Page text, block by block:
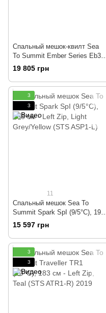
Спальный мешок-квилт Sea
To Summit Ember Series Eb3
Ultra Dry (-4/-10°C), 183 см,
Grey/Yellow (STS AEB3- R500-
UD)
19 805 грн
3
3
11
Спальный мешок Sea To
Summit Spark SpI (9/5°C), 198
см - Left Zip, Light Grey/Yellow
(STS ASP1-L)
15 597 грн
3
3